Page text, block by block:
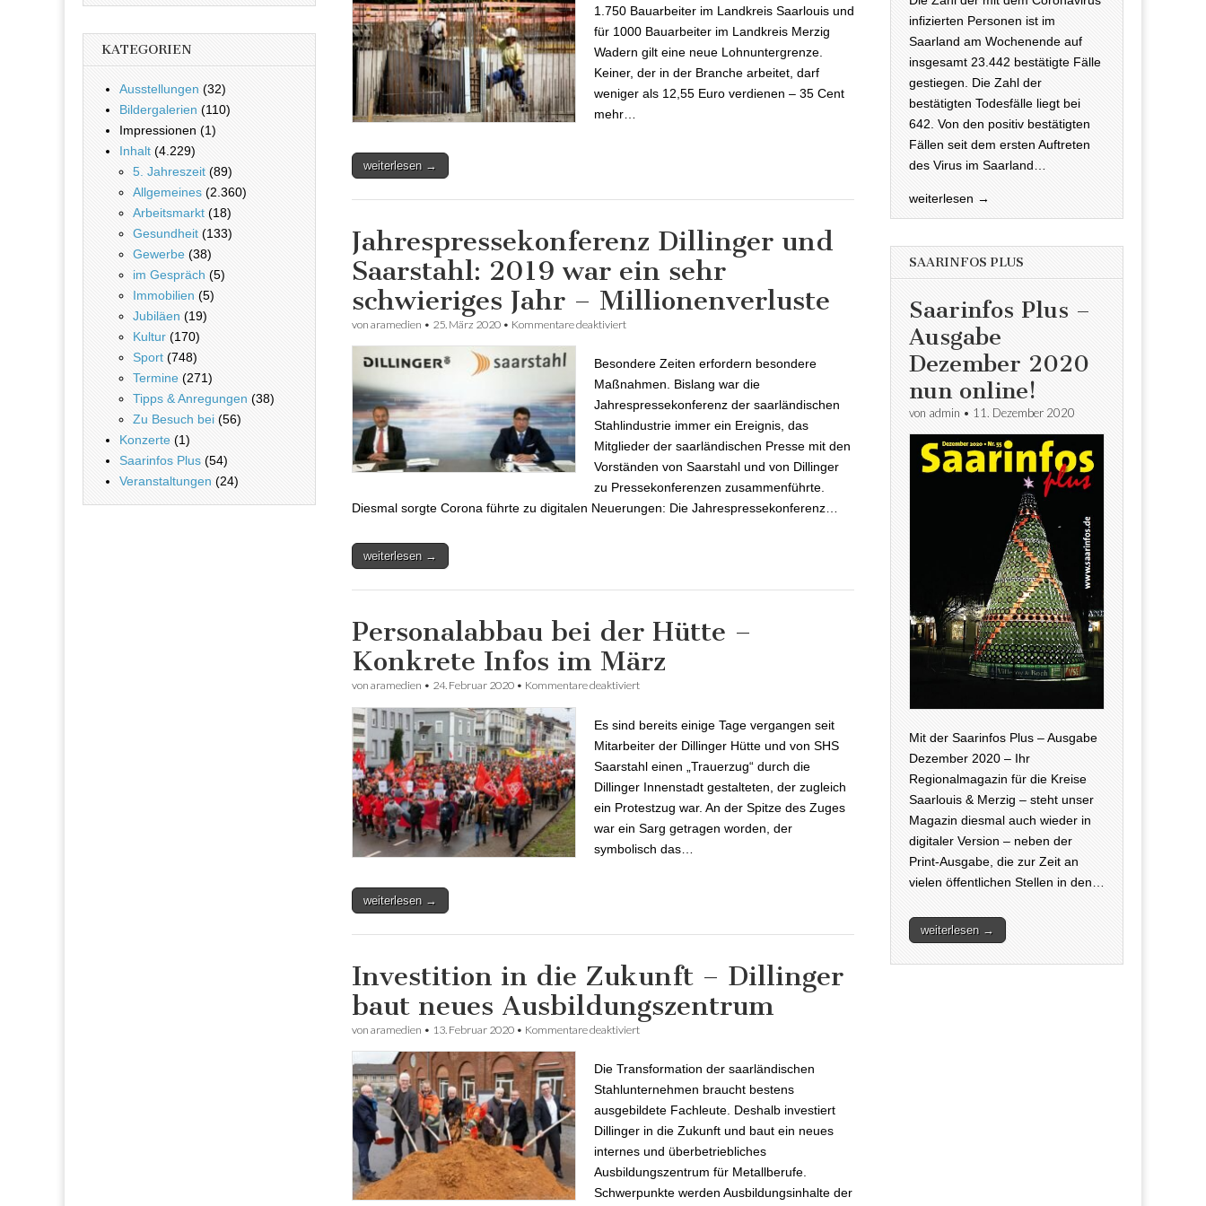
1.750 Bauarbeiter im Landkreis Saarlouis und
für 1000 Bauarbeiter im Landkreis Merzig
Wadern gilt eine neue Lohnuntergrenze.
Keiner, der in der Branche arbeitet, darf
weniger als 12,55 Euro verdienen – 35 Cent
mehr…
weiterlesen →
Jahrespressekonferenz Dillinger und
Saarstahl: 2019 war ein sehr
schwieriges Jahr – Millionenverluste
von aramedien • 25. März 2020 • Kommentare deaktiviert
Besondere Zeiten erfordern besondere
Maßnahmen. Bislang war die
Jahrespressekonferenz der saarländischen
Stahlindustrie immer ein Ereignis, das
Mitglieder der saarländischen Presse mit den
Vorständen von Saarstahl und von Dillinger
zu Pressekonferenzen zusammenführte.
Diesmal sorgte Corona führte zu digitalen Neuerungen: Die Jahrespressekonferenz…
weiterlesen →
Personalabbau bei der Hütte –
Konkrete Infos im März
von aramedien • 24. Februar 2020 • Kommentare deaktiviert
Es sind bereits einige Tage vergangen seit
Mitarbeiter der Dillinger Hütte und von SHS
Saarstahl einen „Trauerzug“ durch die
Dillinger Innenstadt gestalteten, der zugleich
ein Protestzug war. An der Spitze des Zuges
war ein Sarg getragen worden, der
symbolisch das…
weiterlesen →
Investition in die Zukunft – Dillinger
baut neues Ausbildungszentrum
von aramedien • 13. Februar 2020 • Kommentare deaktiviert
Die Transformation der saarländischen
Stahlunternehmen braucht bestens
ausgebildete Fachleute. Deshalb investiert
Dillinger in die Zukunft und baut ein neues
internes und überbetriebliches
Ausbildungszentrum für Metallberufe.
Schwerpunkte werden Ausbildungsinhalte der
KATEGORIEN
Ausstellungen (32)
Bildergalerien (110)
Impressionen (1)
Inhalt (4.229)
5. Jahreszeit (89)
Allgemeines (2.360)
Arbeitsmarkt (18)
Gesundheit (133)
Gewerbe (38)
im Gespräch (5)
Immobilien (5)
Jubiläen (19)
Kultur (170)
Sport (748)
Termine (271)
Tipps & Anregungen (38)
Zu Besuch bei (56)
Konzerte (1)
Saarinfos Plus (54)
Veranstaltungen (24)
infizierten Personen ist im
Saarland am Wochenende auf
insgesamt 23.442 bestätigte Fälle
gestiegen. Die Zahl der
bestätigten Todesfälle liegt bei
642. Von den positiv bestätigten
Fällen seit dem ersten Auftreten
des Virus im Saarland…
weiterlesen →
SAARINFOS PLUS
Saarinfos Plus –
Ausgabe
Dezember 2020
nun online!
von admin • 11. Dezember 2020
Mit der Saarinfos Plus – Ausgabe
Dezember 2020 – Ihr
Regionalmagazin für die Kreise
Saarlouis & Merzig – steht unser
Magazin diesmal auch wieder in
digitaler Version – neben der
Print-Ausgabe, die zur Zeit an
vielen öffentlichen Stellen in den…
weiterlesen →